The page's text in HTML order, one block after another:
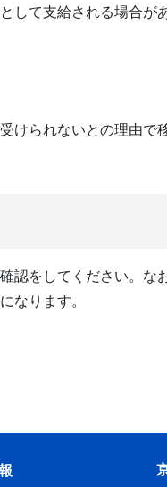
て支給される場合が
けられないとの理由で
認をしてください。な
なります。